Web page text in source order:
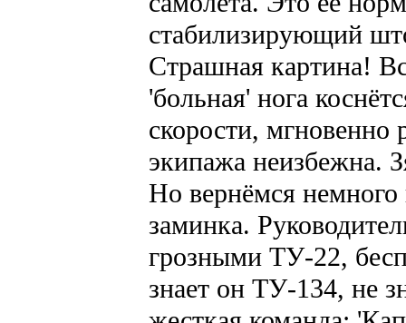
стабилизирующий
Страшная картина!
'больная' нога
скорости, мгновенно
экипажа неизбежна.
Но вернёмся
заминка.
грозными ТУ-22,
знает он ТУ-134, не